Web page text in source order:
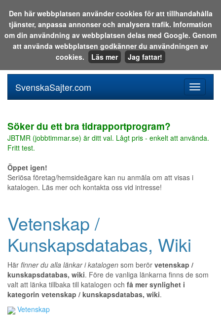
Sök i katalogen eller på webben:
meny
SvenskaSajter.com
Söker du ett bra tidrapportprogram?
JBTMR (jobbtimmar.se) är ditt val. Lågt pris - enkelt att använda.
Fritt test.
Öppet igen!
Seriösa företag/hemsideägare kan nu anmäla om att visas i
katalogen. Läs mer och kontakta oss vid intresse!
Vetenskap /
Kunskapsdatabas, Wiki
Här finner du alla länkar i katalogen som berör vetenskap /
kunskapsdatabas, wiki. Före de vanliga länkarna finns de som
valt att länka tillbaka till katalogen och få mer synlighet i
kategorin vetenskap / kunskapsdatabas, wiki.
Vetenskap
Den här webbplatsen använder cookies för att tillhandahålla
tjänster, anpassa annonser och analysera trafik. Information
om din användning av webbplatsen delas med Google. Genom
att använda webbplatsen godkänner du användningen av
cookies.
Läs mer Jag fattar!